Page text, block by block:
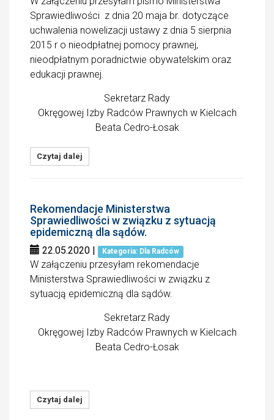
Sprawiedliwości z dnia 20 maja br. dotyczące
uchwalenia nowelizacji ustawy z dnia 5 sierpnia
2015 r o nieodpłatnej pomocy prawnej,
nieodpłatnym poradnictwie obywatelskim oraz
edukacji prawnej.
Sekretarz Rady
Okręgowej Izby Radców Prawnych w Kielcach
Beata Cedro-Łosak
Czytaj dalej
Rekomendacje Ministerstwa
Sprawiedliwości w związku z sytuacją
epidemiczną dla sądów.
22.05.2020 | Kategoria: Dla Radców
W załączeniu przesyłam rekomendacje
Ministerstwa Sprawiedliwości w związku z
sytuacją epidemiczną dla sądów.
Sekretarz Rady
Okręgowej Izby Radców Prawnych w Kielcach
Beata Cedro-Łosak
Czytaj dalej